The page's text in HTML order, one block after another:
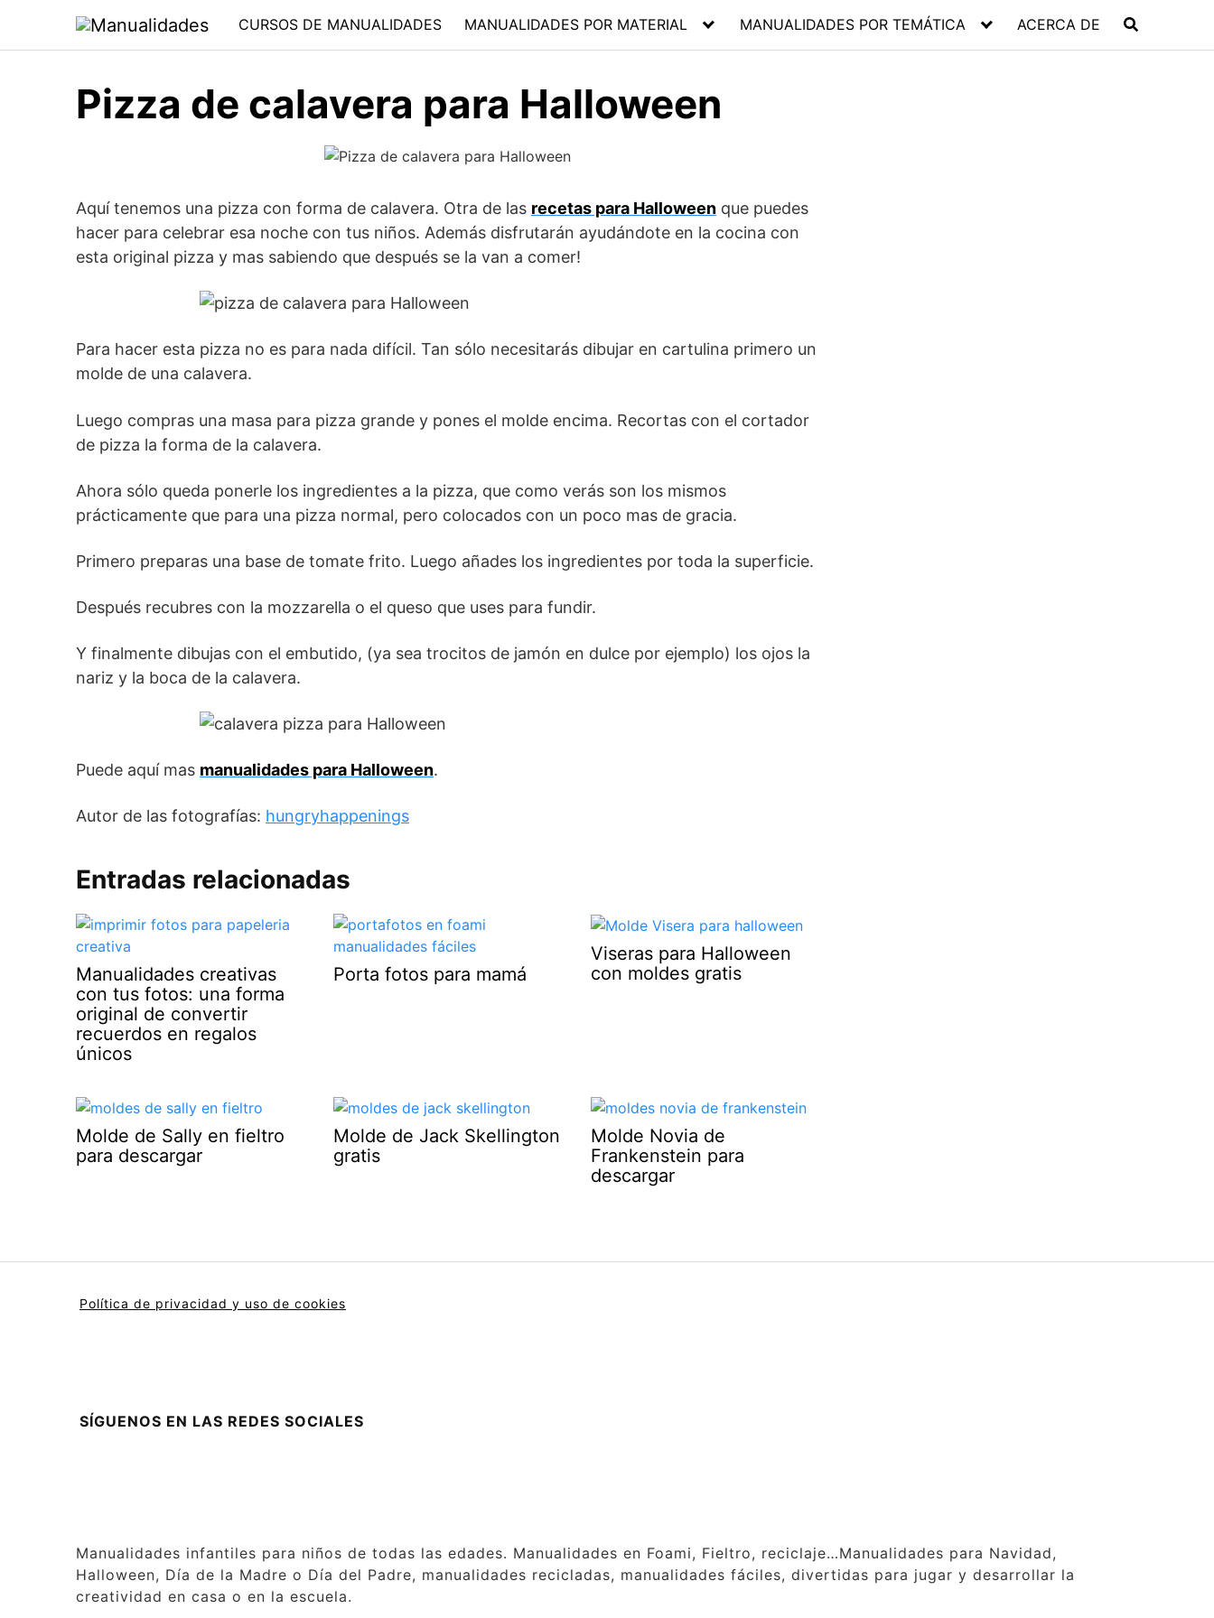
contenido
CURSOS DE MANUALIDADES MANUALIDADES POR MATERIAL MANUALIDADES POR TEMÁTICA ACERCA DE
Pizza de calavera para Halloween
Aquí tenemos una pizza con forma de calavera. Otra de las recetas para Halloween que puedes
hacer para celebrar esa noche con tus niños. Además disfrutarán ayudándote en la cocina con
esta original pizza y mas sabiendo que después se la van a comer!
Para hacer esta pizza no es para nada difícil. Tan sólo necesitarás dibujar en cartulina primero un
molde de una calavera.
Luego compras una masa para pizza grande y pones el molde encima. Recortas con el cortador
de pizza la forma de la calavera.
Ahora sólo queda ponerle los ingredientes a la pizza, que como verás son los mismos
prácticamente que para una pizza normal, pero colocados con un poco mas de gracia.
Primero preparas una base de tomate frito. Luego añades los ingredientes por toda la superficie.
Después recubres con la mozzarella o el queso que uses para fundir.
Y finalmente dibujas con el embutido, (ya sea trocitos de jamón en dulce por ejemplo) los ojos la
nariz y la boca de la calavera.
Puede aquí mas manualidades para Halloween.
Autor de las fotografías: hungryhappenings
Entradas relacionadas
Manualidades creativas
con tus fotos: una forma
original de convertir
recuerdos en regalos
únicos
Porta fotos para mamá
Viseras para Halloween
con moldes gratis
Molde de Sally en fieltro
para descargar
Molde de Jack Skellington
gratis
Molde Novia de
Frankenstein para
descargar
Política de privacidad y uso de cookies
SÍGUENOS EN LAS REDES SOCIALES
Manualidades infantiles para niños de todas las edades. Manualidades en Foami, Fieltro, reciclaje…Manualidades para Navidad,
Halloween, Día de la Madre o Día del Padre, manualidades recicladas, manualidades fáciles, divertidas para jugar y desarrollar la
creatividad en casa o en la escuela.